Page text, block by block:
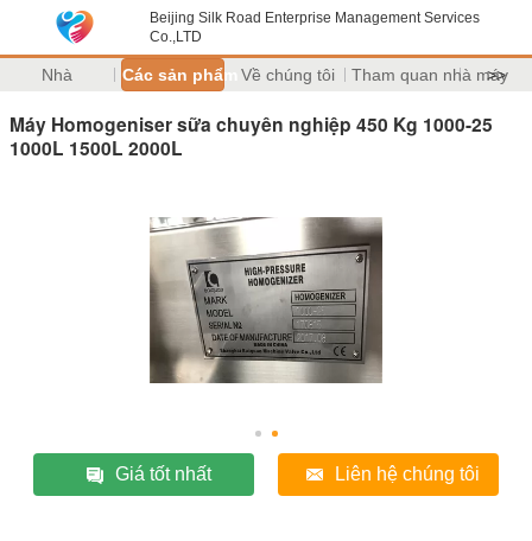
Beijing Silk Road Enterprise Management Services
Co.,LTD
Nhà Các sản phẩm Về chúng tôi Tham quan nhà máy
>>
Máy Homogeniser sữa chuyên nghiệp 450 Kg 1000-25
1000L 1500L 2000L
Giá tốt nhất Liên hệ chúng tôi